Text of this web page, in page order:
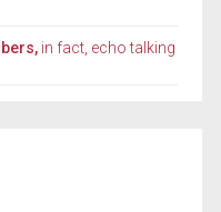
in fact, echo talking